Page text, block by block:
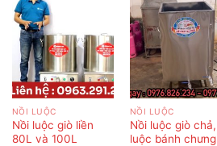
NỒI LUỘC
Nồi luộc giò liền
80L và 100L
NỒI LUỘC
Nồi luộc giò chả,
luộc bánh chưng